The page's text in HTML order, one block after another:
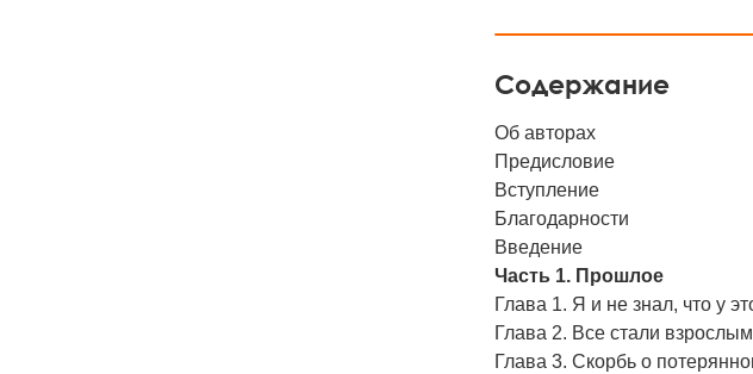
Содержание
Об авторах
Предисловие
Вступление
Благодарности
Введение
Часть 1. Прошлое
Глава 1. Я и не знал, что у
Глава 2. Все стали
Глава 3. Скорбь о